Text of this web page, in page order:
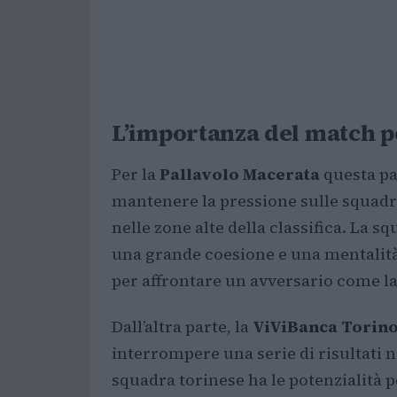
L’importanza del match
Per laPallavolo Macerata questa
mantenere la pressione sulle
nelle zone alte della classifica. La
una grande coesione e una
per affrontare un avversario come la
Dall’altra parte, la ViViBanca Torino
interrompere una serie di risultati
squadra torinese ha le potenzialità